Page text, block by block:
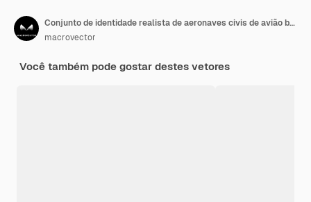
Conjunto de identidade realista de aeronaves civis de avião branco na parte superior e vistas frontais isoladas
macrovector
Você também pode gostar destes vetores